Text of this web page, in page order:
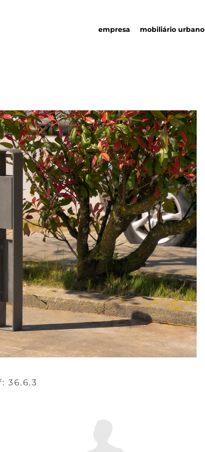
empresa
social
sustentabilidade
ambiental
mobiliário urbano
detalhes urbanos
catálogo
36.6.3